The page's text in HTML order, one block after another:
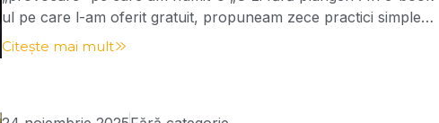
ul pe care l-am oferit gratuit, propuneam zece practici simple
pentru a gestiona o astfel de zi. Scris cu aproximativ un an în
urmă, am simțit nevoia să revin asupra lui, să-mi reîmprospătez
Citește mai mult